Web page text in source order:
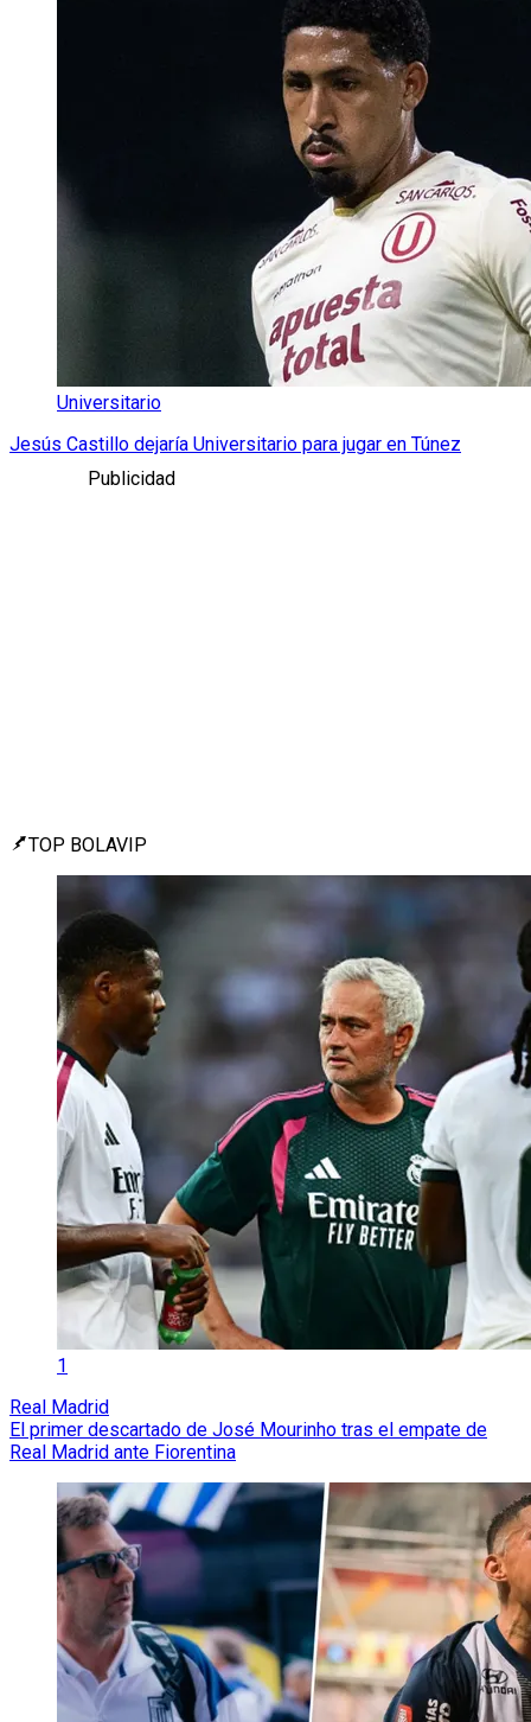
Universitario
Jesús Castillo dejaría Universitario para jugar en Túnez
Publicidad
TOP BOLAVIP
1
Real Madrid
El primer descartado de José Mourinho tras el empate de
Real Madrid ante Fiorentina